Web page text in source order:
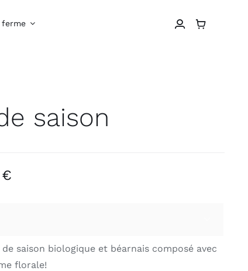
ferme
saison
€
70,00 €
saison biologique et béarnais composé avec
florale!